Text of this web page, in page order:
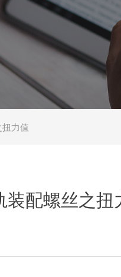
扭力值
装配螺丝之扭